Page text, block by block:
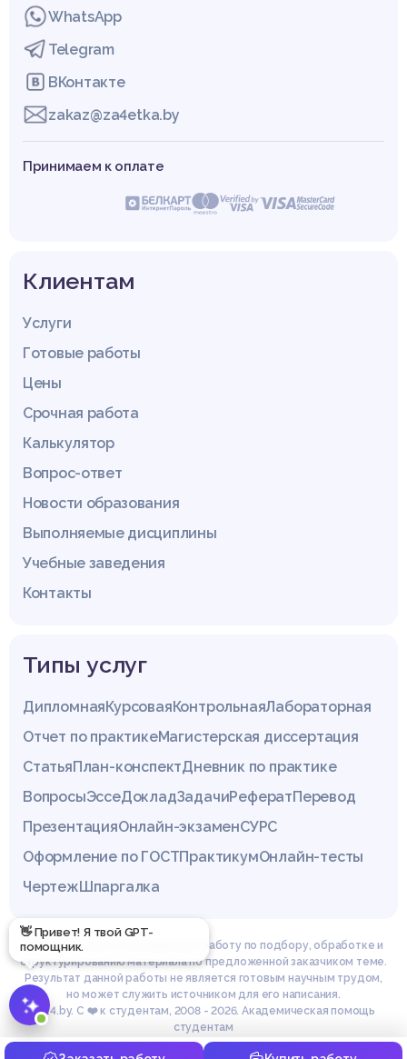
👋 Привет! Я твой GPT-
помощник.
WhatsApp
Telegram
ВКонтакте
zakaz@za4etka.by
Принимаем к оплате
Клиентам
Услуги
Готовые работы
Цены
Срочная работа
Калькулятор
Вопрос-ответ
Новости образования
Выполняемые дисциплины
Учебные заведения
Контакты
Типы услуг
ДипломнаяКурсоваяКонтрольнаяЛабораторная
Отчет по практикеМагистерская диссертация
СтатьяПлан-конспектДневник по практике
ВопросыЭссеДокладЗадачиРефератПеревод
ПрезентацияОнлайн-экзаменСУРС
Оформление по ГОСТПрактикумОнлайн-тесты
ЧертежШпаргалка
Эксперты сайта z4.by проводят работу по подбору, обработке и
структурированию материала по предложенной заказчиком теме.
Результат данной работы не является готовым научным трудом,
но может служить источником для его написания.
© z4.by. С ❤️ к студентам, 2008 - 2026. Академическая помощь
студентам